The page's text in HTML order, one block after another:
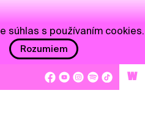
W
súhlas s používaním cookies.
Rozumiem